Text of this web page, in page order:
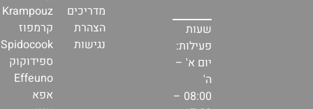
שעות
פעילות:
יום א' –
ה'
08:00 –
מדריכים
הצהרת
נגישות
Krampouz
קרמפוז
Spidocook
ספידוקוק
Effeuno
אפא